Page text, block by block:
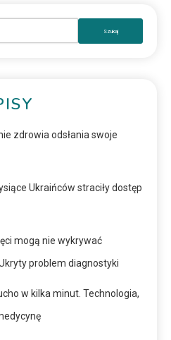
zdrowia odsłania swoje
Ukraińców straciły dostęp
mogą nie wykrywać
problem diagnostyki
w kilka minut. Technologia,